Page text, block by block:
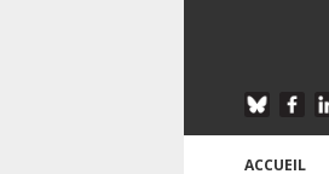
ACCUEIL